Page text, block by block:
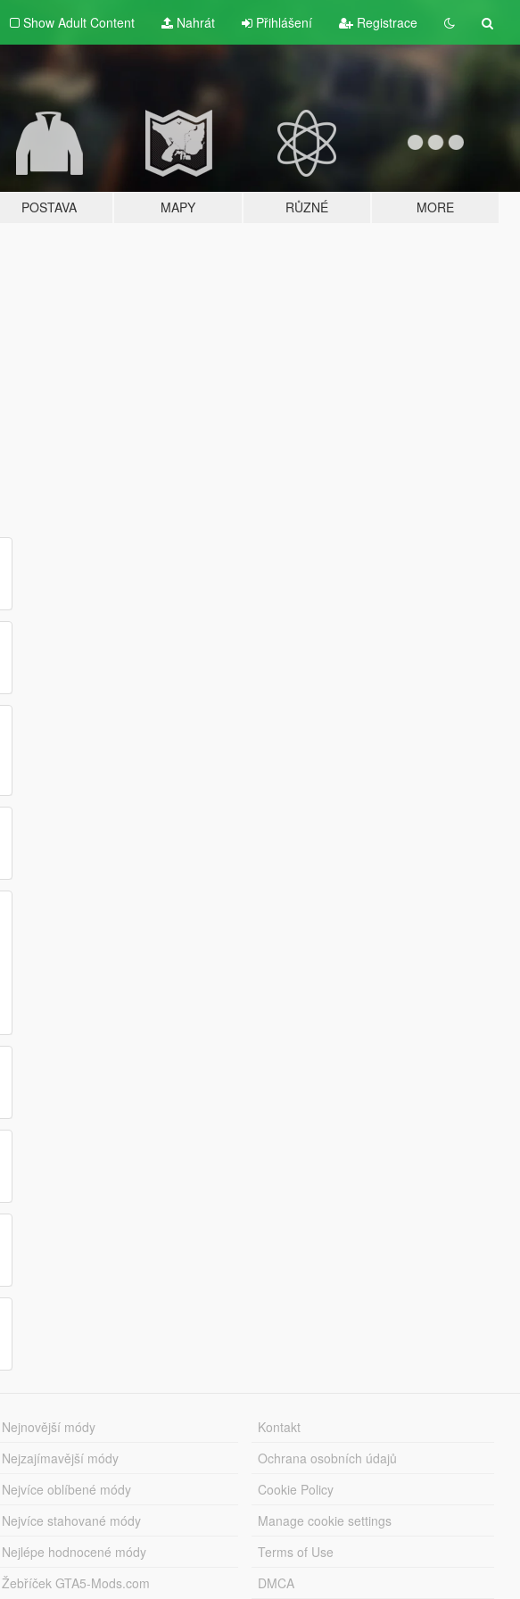
Show Adult Content Nahrát Přihlášení Registrace
POSTAVA MAPY RŮZNÉ MORE
Nejnovější módy
Nejzajímavější módy
Nejvíce oblíbené módy
Nejvíce stahované módy
Nejlépe hodnocené módy
Žebříček GTA5-Mods.com
Kontakt
Ochrana osobních údajů
Cookie Policy
Manage cookie settings
Terms of Use
DMCA